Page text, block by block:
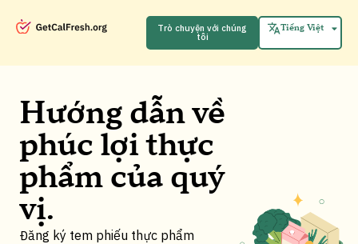
Trò chuyện với chúng
tôi
Tiếng Việt
English
Español
中文 (中国)
Hướng dẫn về
phúc lợi thực
phẩm của quý
vị.
Đăng ký tem phiếu thực phẩm